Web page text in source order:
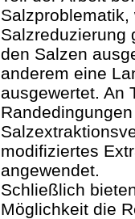
Salzreduzierung
den Salzen
anderem eine
ausgewertet. An
modifiziertes
angewendet.
Schließlich
Möglichkeit die